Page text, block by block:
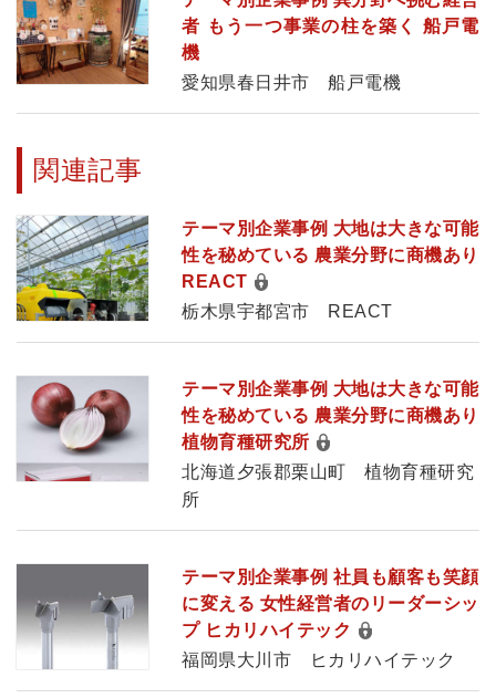
者 もう一つ事業の柱を築く 船戸電
機
愛知県春日井市 船戸電機
関連記事
テーマ別企業事例 大地は大きな可能
性を秘めている 農業分野に商機あり
REACT
栃木県宇都宮市 REACT
テーマ別企業事例 大地は大きな可能
性を秘めている 農業分野に商機あり
植物育種研究所
北海道夕張郡栗山町 植物育種研究
所
テーマ別企業事例 社員も顧客も笑顔
に変える 女性経営者のリーダーシッ
プ ヒカリハイテック
福岡県大川市 ヒカリハイテック